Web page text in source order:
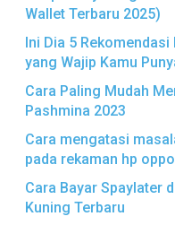
Wallet Terbaru 2025)
Ini Dia 5
yang Wajip Kamu
Cara Paling Mudah
Pashmina 2023
Cara mengatasi
pada rekaman hp oppo
Cara Bayar Spaylater
Kuning Terbaru